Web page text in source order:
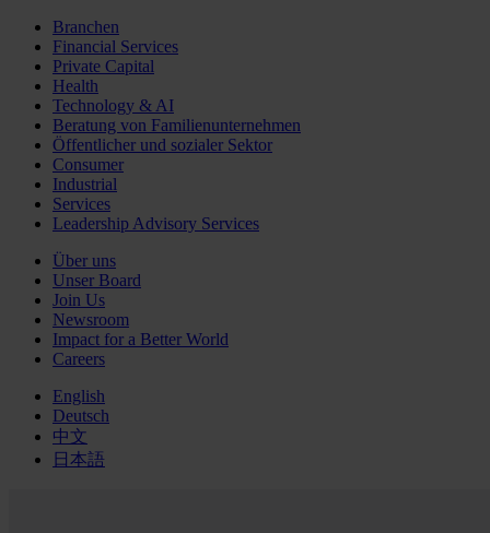
Branchen
Financial Services
Private Capital
Health
Technology & AI
Beratung von Familienunternehmen
Öffentlicher und sozialer Sektor
Consumer
Industrial
Services
Leadership Advisory Services
Über uns
Unser Board
Join Us
Newsroom
Impact for a Better World
Careers
English
Deutsch
中文
日本語